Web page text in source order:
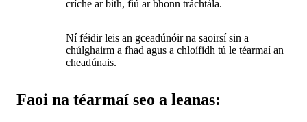
críche ar bith, fiú ar bhonn tráchtála.
Ní féidir leis an gceadúnóir na saoirsí sin a
chúlghairm a fhad agus a chloífidh tú le téarmaí an
cheadúnais.
Faoi na téarmaí seo a leanas: